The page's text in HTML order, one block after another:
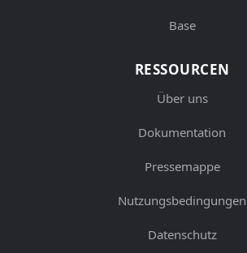
Base
RESSOURCEN
Über uns
Dokumentation
Pressemappe
Nutzungsbedingungen
Datenschutz